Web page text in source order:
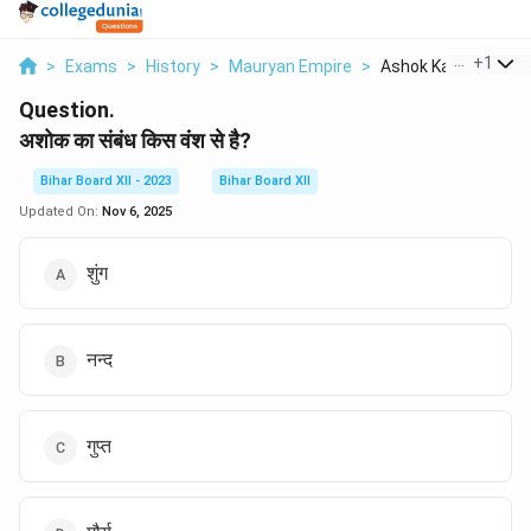
> Exams > History > Mauryan Empire > Ashok Ka +1
Question.
अशोक का संबंध किस वंश से है?
Bihar Board XII - 2023
Bihar Board XII
Updated On: Nov 6, 2025
शुंग
नन्द
गुप्त